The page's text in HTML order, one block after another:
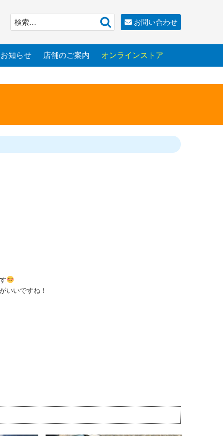
索:
お問い合わせ
お知らせ 店舗のご案内 オンラインストア
いいですね！